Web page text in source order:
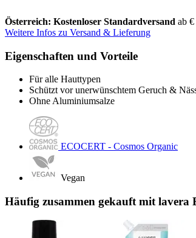
Österreich: Kostenloser Standardversand ab
Weitere Infos zu Versand & Lieferung
Eigenschaften und Vorteile
Für alle Hauttypen
Schützt vor unerwünschtem Geruch &
Ohne Aluminiumsalze
ECOCERT - Cosmos Organic
Vegan
Häufig zusammen gekauft mit lavera